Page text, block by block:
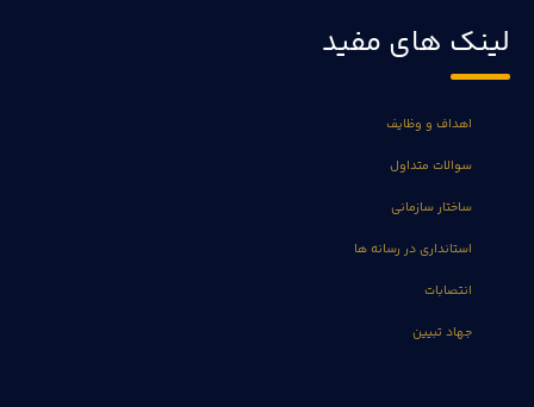
لینک های مفید
اهداف و وظایف
سوالات متداول
ساختار سازمانی
استانداری در رسانه ها
انتصابات
جهاد تبیین